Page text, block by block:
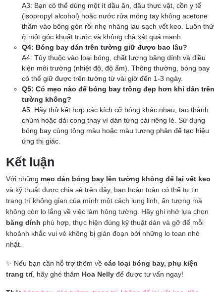
A3: Bạn có thể dùng một ít dầu ăn, dầu thực vật, cồn y tế
(isopropyl alcohol) hoặc nước rửa móng tay không acetone
thấm vào bông gòn rồi nhẹ nhàng lau sạch vết keo. Luôn thử
ở một góc khuất trước và không chà xát quá mạnh.
Q4: Bóng bay dán trên tường giữ được bao lâu?
A4: Tùy thuộc vào loại bóng, chất lượng băng dính và điều
kiện môi trường (nhiệt độ, độ ẩm). Thông thường, bóng bay
có thể giữ được trên tường từ vài giờ đến 1-3 ngày.
Q5: Có mẹo nào để bóng bay trông đẹp hơn khi dán trên
tường không?
A5: Hãy thử kết hợp các kích cỡ bóng khác nhau, tạo thành
chùm hoặc dải cong thay vì dán từng cái riêng lẻ. Sử dụng
bóng bay cùng tông màu hoặc màu tương phản để tạo hiệu
ứng thị giác.
Kết luận
Với những mẹo dán bóng bay lên tường không để lại vết keo
và kỹ thuật được chia sẻ trên đây, bạn hoàn toàn có thể tự tin
trang trí không gian của mình một cách lung linh, ấn tượng mà
không còn lo lắng về việc làm hỏng tường. Hãy ghi nhớ lựa chọn
băng dính phù hợp, thực hiện đúng kỹ thuật dán và gỡ để mỗi
khoảnh khắc vui vẻ không bị gián đoạn bởi những lo toan nhỏ
nhặt.
✨ Nếu bạn cần hỗ trợ thêm về các loại bóng bay, phụ kiện
trang trí, hãy ghé thăm Hoa Nelly để được tư vấn ngay!